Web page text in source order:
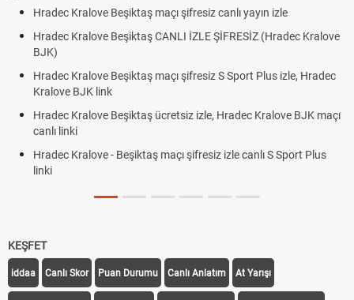
Kralove Beşiktaş maçı şifresiz canlı yayın izle
Kralove Beşiktaş CANLI İZLE ŞİFRESİZ (Hradec Kralove
Kralove Beşiktaş maçı şifresiz S Sport Plus izle, Hradec
BJK link
Kralove Beşiktaş ücretsiz izle, Hradec Kralove BJK maçı
Kralove - Beşiktaş maçı şifresiz izle canlı S Sport Plus
Trivela
KEŞFET
iddaa Canlı Skor Puan Durumu Canlı Anlatım At Yarışı